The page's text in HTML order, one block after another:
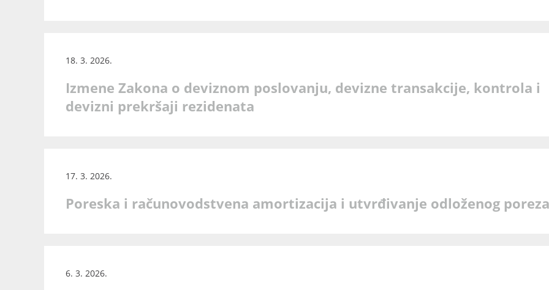
Izmene Zakona o deviznom poslovanju, devizne transakcije, kontrola i
devizni prekršaji rezidenata
18. 3. 2026.
Poreska i računovodstvena amortizacija i utvrđivanje odloženog poreza
17. 3. 2026.
6. 3. 2026.